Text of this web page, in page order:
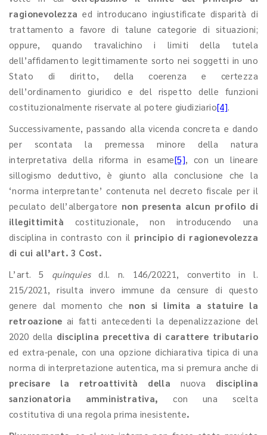
ragionevolezza ed introducano ingiustificate disparità di
trattamento a favore di talune categorie di situazioni;
oppure, quando travalichino i limiti della tutela
dell’affidamento legittimamente sorto nei soggetti in uno
Stato di diritto, della coerenza e certezza
dell’ordinamento giuridico e del rispetto delle funzioni
costituzionalmente riservate al potere giudiziario[4].
Successivamente, passando alla vicenda concreta e dando
per scontata la premessa minore della natura
interpretativa della riforma in esame[5], con un lineare
sillogismo deduttivo, è giunto alla conclusione che la
‘norma interpretante’ contenuta nel decreto fiscale per il
peculato dell’albergatore non presenta alcun profilo di
illegittimità costituzionale, non introducendo una
disciplina in contrasto con il principio di ragionevolezza
di cui all’art. 3 Cost.
L’art. 5 quinquiesd.l. n. 146/20221, convertito in l.
215/2021, risulta invero immune da censure di questo
genere dal momento che non si limita a statuire la
retroazione ai fatti antecedenti la depenalizzazione del
2020 della disciplina precettiva di carattere tributario
ed extra-penale, con una opzione dichiarativa tipica di una
norma di interpretazione autentica, ma si premura anche di
precisare la retroattività dellanuova disciplina
sanzionatoria amministrativa, con una scelta
costitutiva di una regola prima inesistente.